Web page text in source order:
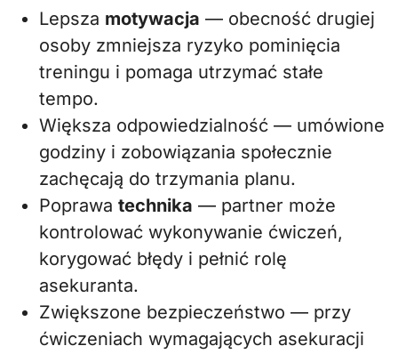
Lepsza motywacja — obecność drugiej
osoby zmniejsza ryzyko pominięcia
treningu i pomaga utrzymać stałe
tempo.
Większa odpowiedzialność — umówione
godziny i zobowiązania społecznie
zachęcają do trzymania planu.
Poprawa technika — partner może
kontrolować wykonywanie ćwiczeń,
korygować błędy i pełnić rolę
asekuranta.
Zwiększone bezpieczeństwo — przy
ćwiczeniach wymagających asekuracji